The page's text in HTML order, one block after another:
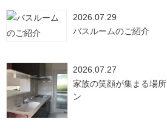
2026.07.29
バスルームのご紹介
2026.07.27
家族の笑顔が集まる場
ン